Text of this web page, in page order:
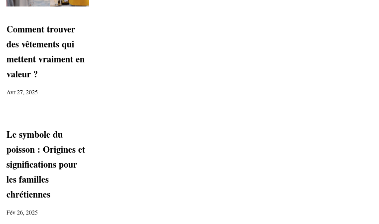
Comment trouver
des vêtements qui
mettent vraiment en
valeur ?
Avr 27, 2025
Le symbole du
poisson : Origines et
significations pour
les familles
chrétiennes
Fév 26, 2025